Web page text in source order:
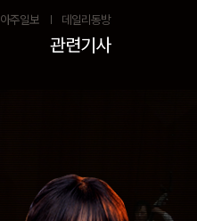
관련기사
아주일보 데일리동방